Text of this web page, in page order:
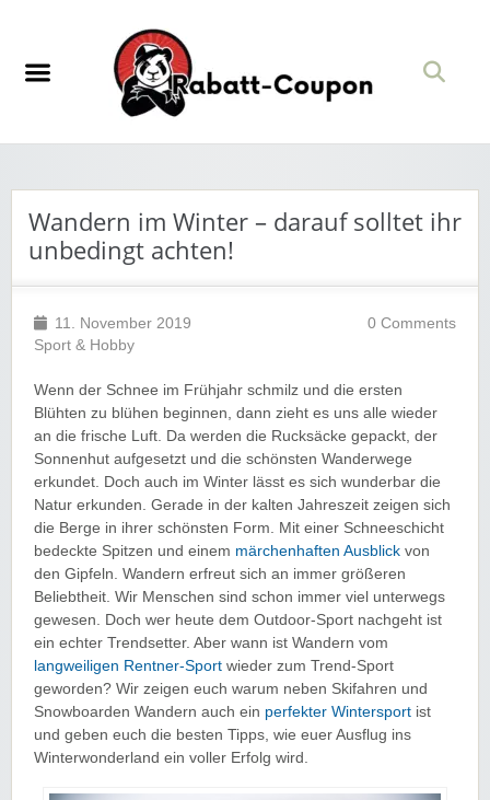
Wandern im Winter – darauf solltet ihr
unbedingt achten!
11. November 2019
Sport & Hobby
0 Comments
Wenn der Schnee im Frühjahr schmilz und die ersten
Blühten zu blühen beginnen, dann zieht es uns alle wieder
an die frische Luft. Da werden die Rucksäcke gepackt, der
Sonnenhut aufgesetzt und die schönsten Wanderwege
erkundet. Doch auch im Winter lässt es sich wunderbar die
Natur erkunden. Gerade in der kalten Jahreszeit zeigen sich
die Berge in ihrer schönsten Form. Mit einer Schneeschicht
bedeckte Spitzen und einem märchenhaften Ausblick von
den Gipfeln. Wandern erfreut sich an immer größeren
Beliebtheit. Wir Menschen sind schon immer viel unterwegs
gewesen. Doch wer heute dem Outdoor-Sport nachgeht ist
ein echter Trendsetter. Aber wann ist Wandern vom
langweiligen Rentner-Sport wieder zum Trend-Sport
geworden? Wir zeigen euch warum neben Skifahren und
Snowboarden Wandern auch ein perfekter Wintersport ist
und geben euch die besten Tipps, wie euer Ausflug ins
Winterwonderland ein voller Erfolg wird.